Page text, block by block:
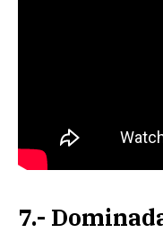
7.-